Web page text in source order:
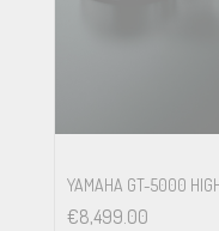
YAMAHA GT-5000
€8,499.00